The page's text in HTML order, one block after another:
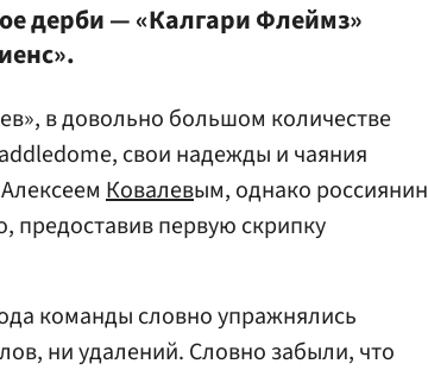
дерби — «Калгари Флеймз»
в довольно большом количестве
свои надежды и чаяния
Ковалевым, однако россиянин
предоставив первую скрипку
команды словно упражнялись
ни удалений. Словно забыли, что